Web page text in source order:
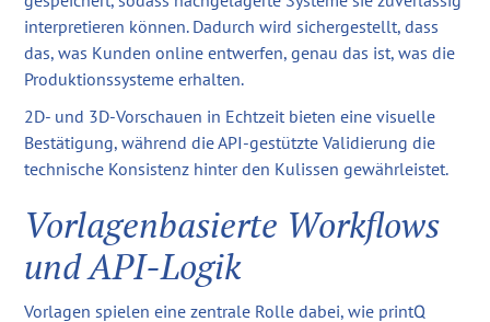
interpretieren können. Dadurch wird sichergestellt, dass
das, was Kunden online entwerfen, genau das ist, was die
Produktionssysteme erhalten.
2D- und 3D-Vorschauen in Echtzeit bieten eine visuelle
Bestätigung, während die API-gestützte Validierung die
technische Konsistenz hinter den Kulissen gewährleistet.
Vorlagenbasierte Workflows
und API-Logik
Vorlagen spielen eine zentrale Rolle dabei, wie printQ